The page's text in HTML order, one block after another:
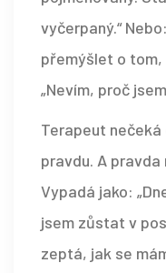
vyčerpaný.“
přemýšlet o tom,
„Nevím, proč
Terapeut nečeká
pravdu. A
Vypadá jako:
jsem zůstat v
zeptá, jak se